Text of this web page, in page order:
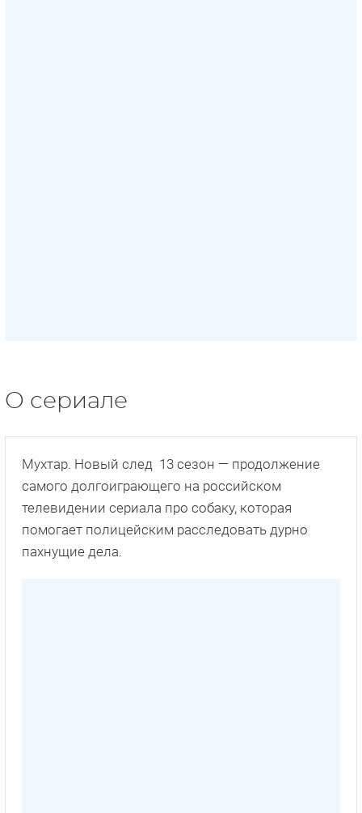
О сериале
Мухтар. Новый след 13 сезон — продолжение
самого долгоиграющего на российском
телевидении сериала про собаку, которая
помогает полицейским расследовать дурно
пахнущие дела.